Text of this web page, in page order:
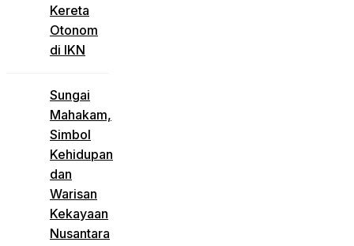
Kereta
Otonom
di IKN
Sungai
Mahakam,
Simbol
Kehidupan
dan
Warisan
Kekayaan
Nusantara